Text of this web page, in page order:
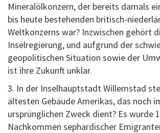
Mineralölkonzern, der bereits damals
bis heute bestehenden britisch-
Weltkonzerns war? Inzwischen gehört
Inselregierung, und aufgrund der
geopolitischen Situation sowie der
ist ihre Zukunft unklar.
3. In der Inselhauptstadt Willemstad
ältesten Gebäude Amerikas, das noch
ursprünglichen Zweck dient? Es wurde
Nachkommen sephardischer